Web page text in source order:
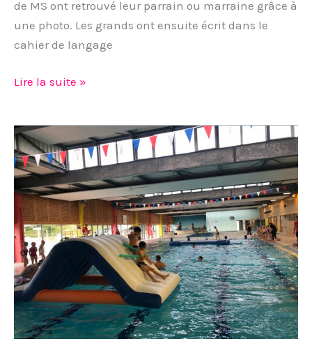
de MS ont retrouvé leur parrain ou marraine grâce à
une photo. Les grands ont ensuite écrit dans le
cahier de langage
Lire la suite »
Parcours
ludique
à
la
piscine
de
la
Bretonnière.